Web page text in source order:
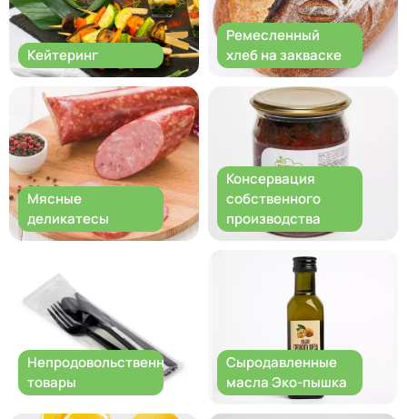
Кейтеринг
Ремесленный
хлеб на закваске
Мясные
деликатесы
Консервация
собственного
производства
Непродовольственные
товары
Сыродавленные
масла Эко-пышка